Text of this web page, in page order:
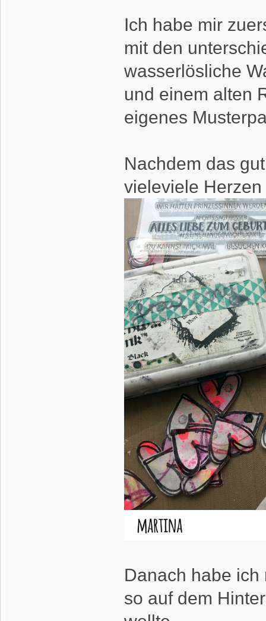
Ich habe mir
mit den
wasserlösliche
und einem alten
eigenes
Nachdem das
vieleviele
Danach habe
so auf dem